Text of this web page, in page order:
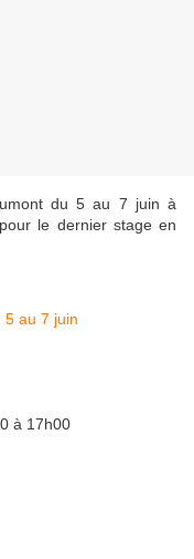
du 5 au 7 juin à
le dernier stage en
à 17h00